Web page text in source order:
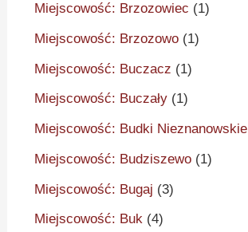
Miejscowość: Brzozowiec (1)
Miejscowość: Brzozowo (1)
Miejscowość: Buczacz (1)
Miejscowość: Buczały (1)
Miejscowość: Budki Nieznanowskie
Miejscowość: Budziszewo (1)
Miejscowość: Bugaj (3)
Miejscowość: Buk (4)